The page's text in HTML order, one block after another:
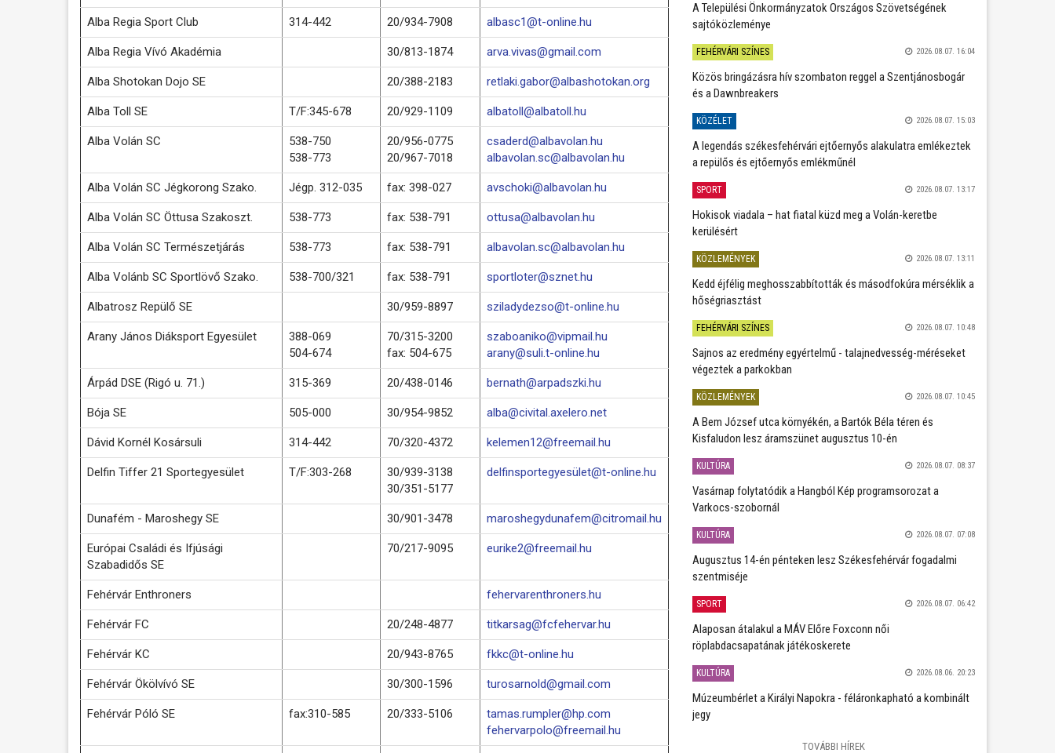
Alba Regia Sport Club 314-442 20/934-7908 albasc1@t-online.hu
Alba Regia Vívó Akadémia 30/813-1874 arva.vivas@gmail.com
Alba Shotokan Dojo SE 20/388-2183 retlaki.gabor@albashotokan.org
Alba Toll SE T/F:345-678 20/929-1109 albatoll@albatoll.hu
Alba Volán SC
538-750
538-773
20/956-0775
20/967-7018
csaderd@albavolan.hu
albavolan.sc@albavolan.hu
Alba Volán SC Jégkorong Szako. Jégp. 312-035 fax: 398-027 avschoki@albavolan.hu
Alba Volán SC Öttusa Szakoszt. 538-773 fax: 538-791 ottusa@albavolan.hu
Alba Volán SC Természetjárás 538-773 fax: 538-791 albavolan.sc@albavolan.hu
Alba Volánb SC Sportlövő Szako. 538-700/321 fax: 538-791 sportloter@sznet.hu
Albatrosz Repülő SE 30/959-8897 sziladydezso@t-online.hu
Arany János Diáksport Egyesület
388-069
504-674
70/315-3200
fax: 504-675
szaboaniko@vipmail.hu
arany@suli.t-online.hu
Árpád DSE (Rigó u. 71.) 315-369 20/438-0146 bernath@arpadszki.hu
Bója SE 505-000 30/954-9852 alba@civital.axelero.net
Dávid Kornél Kosársuli 314-442 70/320-4372 kelemen12@freemail.hu
Delfin Tiffer 21 Sportegyesület T/F:303-268
30/939-3138
30/351-5177
delfinsportegyesület@t-online.hu
Dunafém - Maroshegy SE 30/901-3478 maroshegydunafem@citromail.hu
Európai Családi és Ifjúsági
Szabadidős SE
70/217-9095 eurike2@freemail.hu
Fehérvár Enthroners fehervarenthroners.hu
Fehérvár FC 20/248-4877 titkarsag@fcfehervar.hu
Fehérvár KC 20/943-8765 fkkc@t-online.hu
Fehérvár Ökölvívó SE 30/300-1596 turosarnold@gmail.com
Fehérvár Póló SE fax:310-585 20/333-5106
tamas.rumpler@hp.com
fehervarpolo@freemail.hu
A Települési Önkormányzatok Országos Szövetségének
sajtóközleménye
FEHÉRVÁRI SZÍNES 2026.08.07. 16:04
Közös bringázásra hív szombaton reggel a Szentjánosbogár
és a Dawnbreakers
KÖZÉLET 2026.08.07. 15:03
A legendás székesfehérvári ejtőernyős alakulatra emlékeztek
a repülős és ejtőernyős emlékműnél
SPORT 2026.08.07. 13:17
Hokisok viadala – hat fiatal küzd meg a Volán-keretbe
kerülésért
KÖZLEMÉNYEK 2026.08.07. 13:11
Kedd éjfélig meghosszabbították és másodfokúra mérséklik a
hőségriasztást
FEHÉRVÁRI SZÍNES 2026.08.07. 10:48
Sajnos az eredmény egyértelmű - talajnedvesség-méréseket
végeztek a parkokban
KÖZLEMÉNYEK 2026.08.07. 10:45
A Bem József utca környékén, a Bartók Béla téren és
Kisfaludon lesz áramszünet augusztus 10-én
KULTÚRA 2026.08.07. 08:37
Vasárnap folytatódik a Hangból Kép programsorozat a
Varkocs-szobornál
KULTÚRA 2026.08.07. 07:08
Augusztus 14-én pénteken lesz Székesfehérvár fogadalmi
szentmiséje
SPORT 2026.08.07. 06:42
Alaposan átalakul a MÁV Előre Foxconn női
röplabdacsapatának játékoskerete
KULTÚRA 2026.08.06. 20:23
Múzeumbérlet a Királyi Napokra - féláronkapható a kombinált
jegy
TOVÁBBI HÍREK